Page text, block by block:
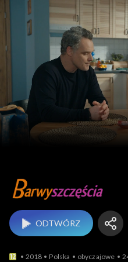
ODTWÓRZ
2018 Polska obyczajowe